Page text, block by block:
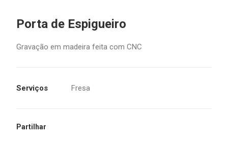
Porta de Espigueiro
Gravação em madeira feita com CNC
Serviços Fresa
Partilhar